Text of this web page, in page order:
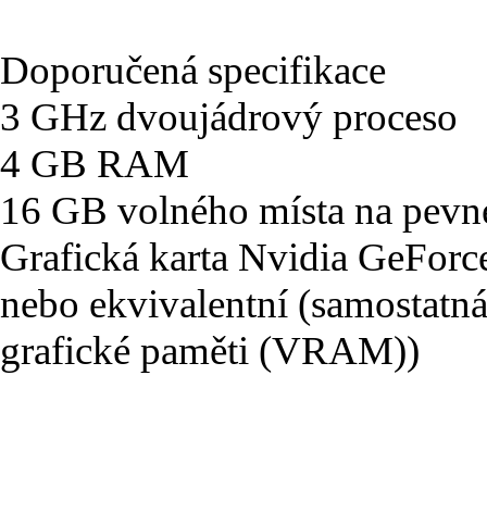
Doporučená specifikace
3 GHz dvoujádrový proceso
4 GB RAM
16 GB volného místa na
Grafická karta Nvidia
nebo ekvivalentní
grafické paměti (VRAM))